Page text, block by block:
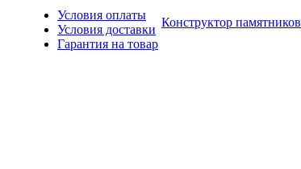
Условия оплаты
Условия доставки
Гарантия на товар
Конструктор памятников